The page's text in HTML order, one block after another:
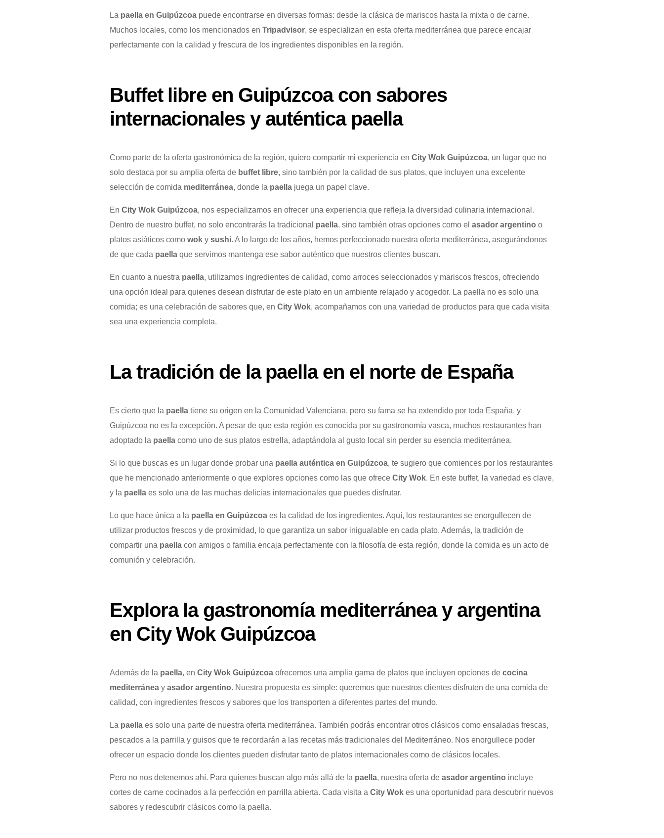
La paella en Guipúzcoa puede encontrarse en diversas formas: desde la clásica de mariscos hasta la mixta o de carne.
Muchos locales, como los mencionados en Tripadvisor, se especializan en esta oferta mediterránea que parece encajar
perfectamente con la calidad y frescura de los ingredientes disponibles en la región.
Buffet libre en Guipúzcoa con sabores
internacionales y auténtica paella
Como parte de la oferta gastronómica de la región, quiero compartir mi experiencia en City Wok Guipúzcoa, un lugar que no
solo destaca por su amplia oferta de buffet libre, sino también por la calidad de sus platos, que incluyen una excelente
selección de comida mediterránea, donde la paella juega un papel clave.
En City Wok Guipúzcoa, nos especializamos en ofrecer una experiencia que refleja la diversidad culinaria internacional.
Dentro de nuestro buffet, no solo encontrarás la tradicional paella, sino también otras opciones como el asador argentino o
platos asiáticos como wok y sushi. A lo largo de los años, hemos perfeccionado nuestra oferta mediterránea, asegurándonos
de que cada paella que servimos mantenga ese sabor auténtico que nuestros clientes buscan.
En cuanto a nuestra paella, utilizamos ingredientes de calidad, como arroces seleccionados y mariscos frescos, ofreciendo
una opción ideal para quienes desean disfrutar de este plato en un ambiente relajado y acogedor. La paella no es solo una
comida; es una celebración de sabores que, en City Wok, acompañamos con una variedad de productos para que cada visita
sea una experiencia completa.
La tradición de la paella en el norte de España
Es cierto que la paella tiene su origen en la Comunidad Valenciana, pero su fama se ha extendido por toda España, y
Guipúzcoa no es la excepción. A pesar de que esta región es conocida por su gastronomía vasca, muchos restaurantes han
adoptado la paella como uno de sus platos estrella, adaptándola al gusto local sin perder su esencia mediterránea.
Si lo que buscas es un lugar donde probar una paella auténtica en Guipúzcoa, te sugiero que comiences por los restaurantes
que he mencionado anteriormente o que explores opciones como las que ofrece City Wok. En este buffet, la variedad es clave,
y la paella es solo una de las muchas delicias internacionales que puedes disfrutar.
Lo que hace única a la paella en Guipúzcoa es la calidad de los ingredientes. Aquí, los restaurantes se enorgullecen de
utilizar productos frescos y de proximidad, lo que garantiza un sabor inigualable en cada plato. Además, la tradición de
compartir una paella con amigos o familia encaja perfectamente con la filosofía de esta región, donde la comida es un acto de
comunión y celebración.
Explora la gastronomía mediterránea y argentina
en City Wok Guipúzcoa
Además de la paella, en City Wok Guipúzcoa ofrecemos una amplia gama de platos que incluyen opciones de cocina
mediterránea y asador argentino. Nuestra propuesta es simple: queremos que nuestros clientes disfruten de una comida de
calidad, con ingredientes frescos y sabores que los transporten a diferentes partes del mundo.
La paella es solo una parte de nuestra oferta mediterránea. También podrás encontrar otros clásicos como ensaladas frescas,
pescados a la parrilla y guisos que te recordarán a las recetas más tradicionales del Mediterráneo. Nos enorgullece poder
ofrecer un espacio donde los clientes pueden disfrutar tanto de platos internacionales como de clásicos locales.
Pero no nos detenemos ahí. Para quienes buscan algo más allá de la paella, nuestra oferta de asador argentino incluye
cortes de carne cocinados a la perfección en parrilla abierta. Cada visita a City Wok es una oportunidad para descubrir nuevos
sabores y redescubrir clásicos como la paella.